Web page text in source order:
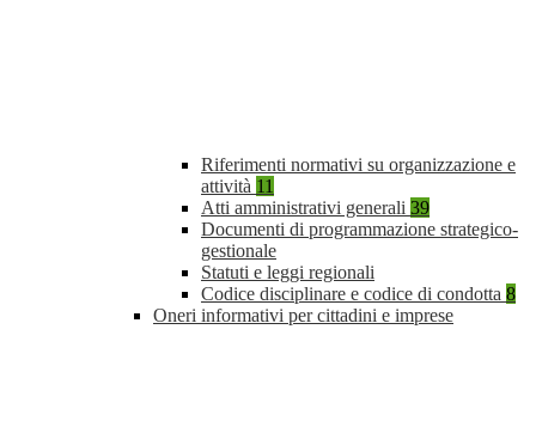
Riferimenti normativi su organizzazione e
attività 11
Atti amministrativi generali 39
Documenti di programmazione strategico-
gestionale
Statuti e leggi regionali
Codice disciplinare e codice di condotta 8
Oneri informativi per cittadini e imprese